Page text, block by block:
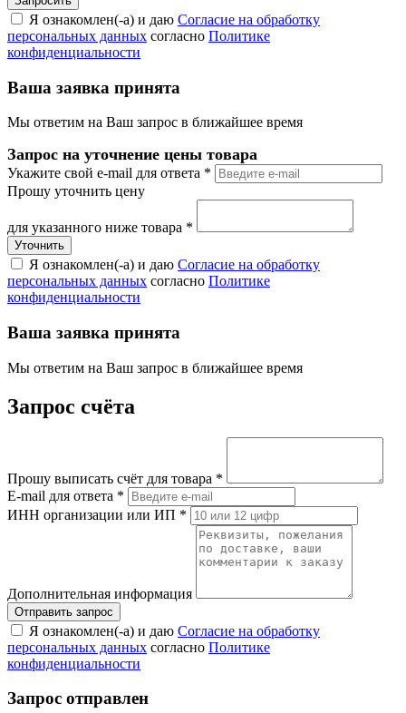
Я ознакомлен(-а) и даю Согласие на обработку
персональных данных согласно Политике
конфиденциальности
Ваша заявка принята
Мы ответим на Ваш запрос в ближайшее время
Запрос на уточнение цены товара
Укажите свой e-mail для ответа *
Прошу уточнить цену
для указанного ниже товара *
Я ознакомлен(-а) и даю Согласие на обработку
персональных данных согласно Политике
конфиденциальности
Ваша заявка принята
Мы ответим на Ваш запрос в ближайшее время
Запрос счёта
Прошу выписать счёт для товара *
E-mail для ответа *
ИНН организации или ИП *
Дополнительная информация
Я ознакомлен(-а) и даю Согласие на обработку
персональных данных согласно Политике
конфиденциальности
Запрос отправлен